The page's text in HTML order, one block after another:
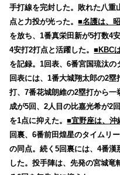
手打線を完封した。敗れた八重
点と力投が光った。■名護は、
を放ち、1番真栄田新が5打数4
4安打2打点と活躍した。■KBC
を記録。1回表、6番宮国琉汰
回表には、1番大城翔太郎の2
打、7番花城朗維の2塁打から
成が5回、2人目の比嘉光希が2
を1点に抑えた。■宜野座は、沖
回裏、6番前田煌星のタイムリ
の同点。続く5回裏には、4番
した。投手陣は、先発の宮城